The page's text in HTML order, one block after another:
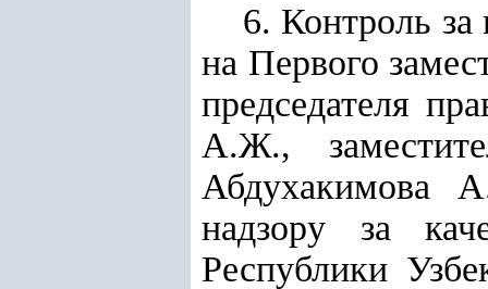
6. Контроль за
на Первого
председателя
А.Ж.,
Абдухакимова
надзору за
Республики